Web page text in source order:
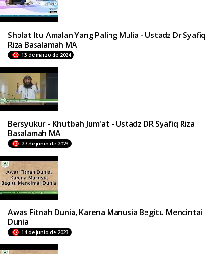
Sholat Itu Amalan Yang Paling Mulia - Ustadz Dr Syafiq
Riza Basalamah MA
13 de marzo de 2024
Bersyukur - Khutbah Jum'at - Ustadz DR Syafiq Riza
Basalamah MA
27 de junio de 2023
Awas Fitnah Dunia, Karena Manusia Begitu Mencintai
Dunia
14 de junio de 2023